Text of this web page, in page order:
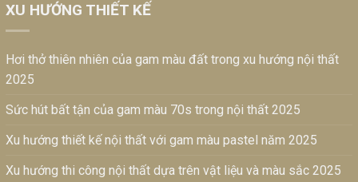
XU HƯỚNG THIẾT KẾ
Hơi thở thiên nhiên của gam màu đất trong xu hướng nội thất
2025
Sức hút bất tận của gam màu 70s trong nội thất 2025
Xu hướng thiết kế nội thất với gam màu pastel năm 2025
Xu hướng thi công nội thất dựa trên vật liệu và màu sắc 2025